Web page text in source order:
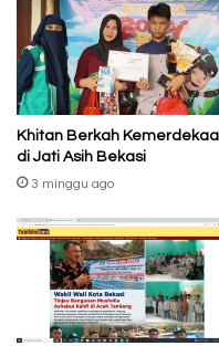
Khitan Berkah
di Jati Asih Bekasi
3 minggu ago